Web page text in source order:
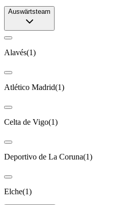
Auswärtsteam
Alavés(1)
Atlético Madrid(1)
Celta de Vigo(1)
Deportivo de La Coruna(1)
Elche(1)